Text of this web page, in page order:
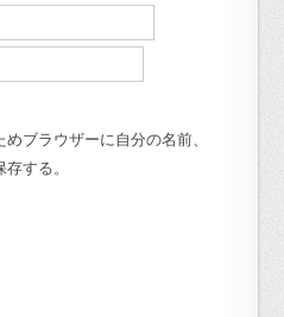
ブラウザーに自分の名前、
する。